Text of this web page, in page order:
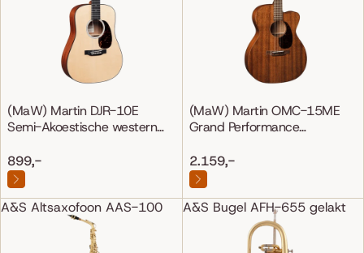
(MaW) Martin DJR-10E
Semi-Akoestische western
899,-
(MaW) Martin OMC-15ME
Grand Performance
2.159,-
A&S Altsaxofoon AAS-100 A&S Bugel AFH-655 gelakt